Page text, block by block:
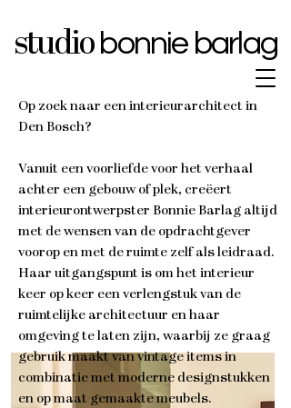
studiobonnie barlag
Op zoek naar een interieurarchitect in
Den Bosch?
Vanuit een voorliefde voor het verhaal
achter een gebouw of plek, creëert
interieurontwerpster Bonnie Barlag altijd
met de wensen van de opdrachtgever
voorop en met de ruimte zelf als leidraad.
Haar uitgangspunt is om het interieur
keer op keer een verlengstuk van de
ruimtelijke architectuur en haar
omgeving te laten zijn, waarbij ze graag
gebruik maakt van vintage items in
combinatie met moderne designstukken
en op maat gemaakte meubels.